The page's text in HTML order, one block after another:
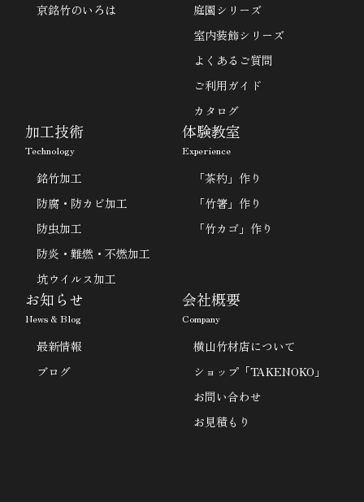
京銘竹のいろは
庭園シリーズ
室内装飾シリーズ
よくあるご質問
ご利用ガイド
カタログ
加工技術
Technology
銘竹加工
防腐・防カビ加工
防虫加工
防炎・難燃・不燃加工
坑ウイルス加工
体験教室
Experience
「茶杓」作り
「竹箸」作り
「竹カゴ」作り
お知らせ
News & Blog
最新情報
ブログ
会社概要
Company
横山竹材店について
ショップ「TAKENOKO」
お問い合わせ
お見積もり